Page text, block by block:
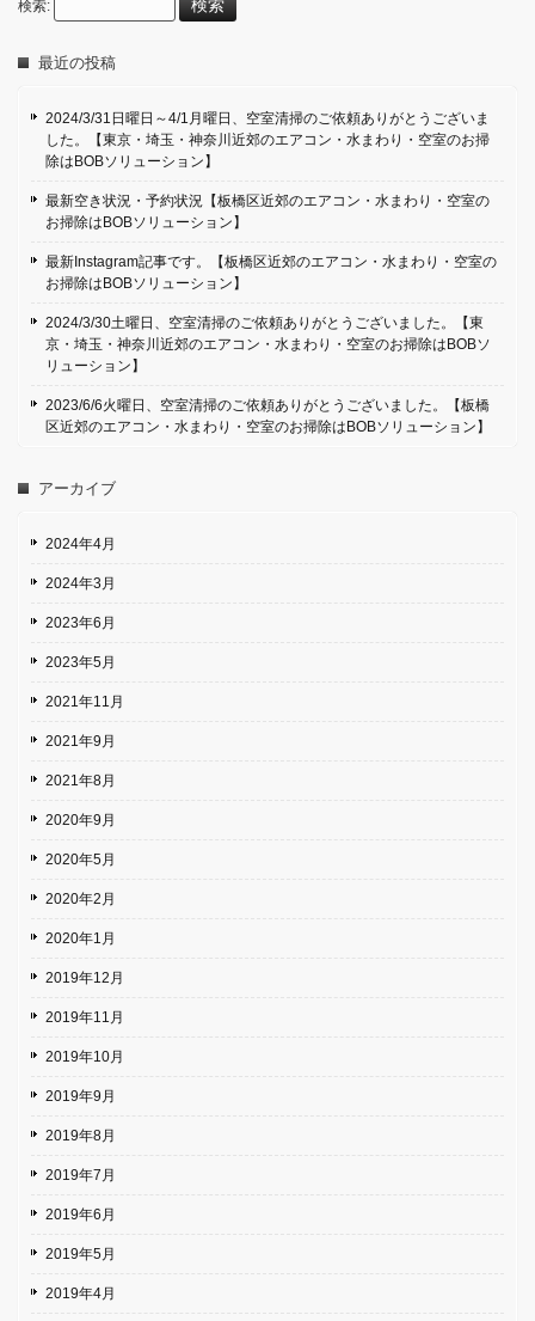
検索:
最近の投稿
2024/3/31日曜日～4/1月曜日、空室清掃のご依頼ありがとうございま
した。【東京・埼玉・神奈川近郊のエアコン・水まわり・空室のお掃
除はBOBソリューション】
最新空き状況・予約状況【板橋区近郊のエアコン・水まわり・空室の
お掃除はBOBソリューション】
最新Instagram記事です。【板橋区近郊のエアコン・水まわり・空室の
お掃除はBOBソリューション】
2024/3/30土曜日、空室清掃のご依頼ありがとうございました。【東
京・埼玉・神奈川近郊のエアコン・水まわり・空室のお掃除はBOBソ
リューション】
2023/6/6火曜日、空室清掃のご依頼ありがとうございました。【板橋
区近郊のエアコン・水まわり・空室のお掃除はBOBソリューション】
アーカイブ
2024年4月
2024年3月
2023年6月
2023年5月
2021年11月
2021年9月
2021年8月
2020年9月
2020年5月
2020年2月
2020年1月
2019年12月
2019年11月
2019年10月
2019年9月
2019年8月
2019年7月
2019年6月
2019年5月
2019年4月